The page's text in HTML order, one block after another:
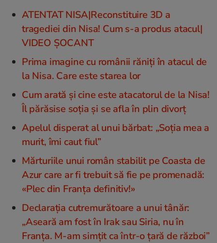
ATENTAT NISA|Reconstituire 3D a
tragediei din Nisa! Cum s-a produs atacul|
VIDEO ȘOCANT
Prima imagine cu românii răniți în atacul de
la Nisa. Care este starea lor
Cum arată și cine este atacatorul de la Nisa!
Îl părăsise soția și se afla în plin divorț
Apelul disperat al unui bărbat: „Soția mea a
murit, îmi caut fiul”
Mărturiile unui român stabilit pe Coasta de
Azur care ar fi trebuit să fie pe promenadă:
«Plec din Franța definitiv!»
Declarația cutremurătoare a unui tânăr:
„Aseară am fost în Irak sau Siria, nu în
Franța. M-am simțit ca într-o țară de război”